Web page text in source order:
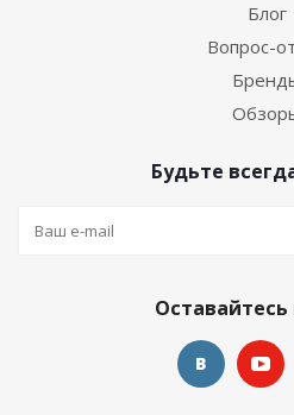
Блог
Вопрос-
Будьте
Оставайтесь